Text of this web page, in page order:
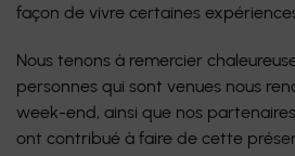
façon de vivre certaines
Nous tenons à remercier
personnes qui sont venues nous
week-end, ainsi que nos
ont contribué à faire de cette